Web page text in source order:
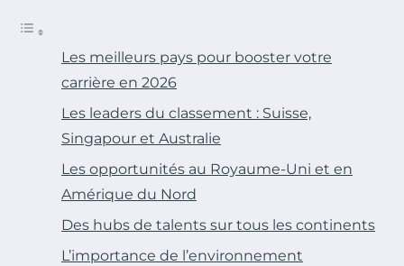
Les meilleurs pays pour booster votre
carrière en 2026
Les leaders du classement : Suisse,
Singapour et Australie
Les opportunités au Royaume-Uni et en
Amérique du Nord
Des hubs de talents sur tous les continents
L’importance de l’environnement